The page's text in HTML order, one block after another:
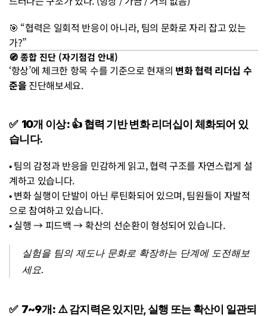
🎯 “협력은 일회적 반응이 아니라, 팀의 문화로 자리 잡고 있는
가?”
🧭 종합 진단 (자기점검 안내)
‘항상’에 체크한 항목 수를 기준으로 현재의 변화 협력 리더십 수
준을 진단해보세요.
✅  10개 이상: 👍 협력 기반 변화 리더십이 체화되어 있
습니다.
• 팀의 감정과 반응을 민감하게 읽고, 협력 구조를 자연스럽게 설
계하고 있습니다.
• 변화 실행이 단발이 아닌 루틴화되어 있으며, 팀원들이 자발적
으로 참여하고 있습니다.
• 실행 → 피드백 → 확산의 선순환이 형성되어 있습니다.
실험을 팀의 제도나 문화로 확장하는 단계에 도전해보
세요.
✅  7~9개: ⚠️ 감지력은 있지만, 실행 또는 확산이 일관되